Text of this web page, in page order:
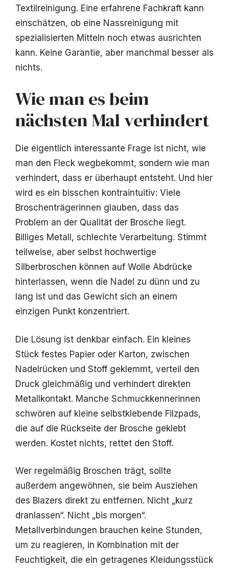
Textilreinigung. Eine erfahrene Fachkraft kann
einschätzen, ob eine Nassreinigung mit
spezialisierten Mitteln noch etwas ausrichten
kann. Keine Garantie, aber manchmal besser als
nichts.
Wie man es beim
nächsten Mal verhindert
Die eigentlich interessante Frage ist nicht, wie
man den Fleck wegbekommt, sondern wie man
verhindert, dass er überhaupt entsteht. Und hier
wird es ein bisschen kontraintuitiv: Viele
Broschenträgerinnen glauben, dass das
Problem an der Qualität der Brosche liegt.
Billiges Metall, schlechte Verarbeitung. Stimmt
teilweise, aber selbst hochwertige
Silberbroschen können auf Wolle Abdrücke
hinterlassen, wenn die Nadel zu dünn und zu
lang ist und das Gewicht sich an einem
einzigen Punkt konzentriert.
Die Lösung ist denkbar einfach. Ein kleines
Stück festes Papier oder Karton, zwischen
Nadelrücken und Stoff geklemmt, verteil den
Druck gleichmäßig und verhindert direkten
Metallkontakt. Manche Schmuckkennerinnen
schwören auf kleine selbstklebende Filzpads,
die auf die Rückseite der Brosche geklebt
werden. Kostet nichts, rettet den Stoff.
Wer regelmäßig Broschen trägt, sollte
außerdem angewöhnen, sie beim Ausziehen
des Blazers direkt zu entfernen. Nicht „kurz
dranlassen“. Nicht „bis morgen“.
Metallverbindungen brauchen keine Stunden,
um zu reagieren, in Kombination mit der
Feuchtigkeit, die ein getragenes Kleidungsstück